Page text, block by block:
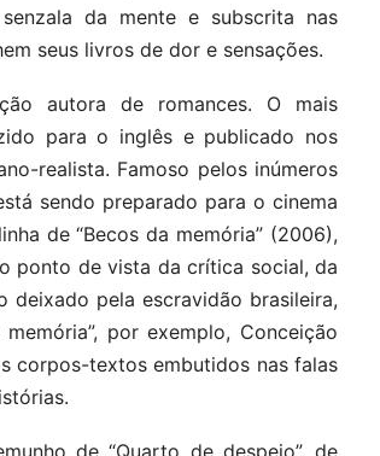
da mente e subscrita nas
seus livros de dor e sensações.
autora de romances. O mais
para o inglês e publicado nos
realista. Famoso pelos inúmeros
sendo preparado para o cinema
de “Becos da memória” (2006),
ponto de vista da crítica social, da
pela escravidão brasileira,
por exemplo, Conceição
corpos-textos embutidos nas falas
de “Quarto de despejo”, de